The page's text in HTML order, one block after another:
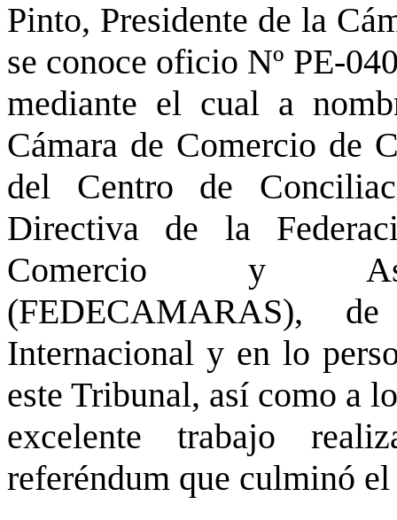
Pinto, Presidente de la
se conoce oficio Nº PE-
mediante el cual a
Cámara de Comercio de
del Centro de
Directiva de la
Comercio y
(FEDECAMARAS),
Internacional y en lo
este Tribunal, así como a
excelente trabajo
referéndum que culminó